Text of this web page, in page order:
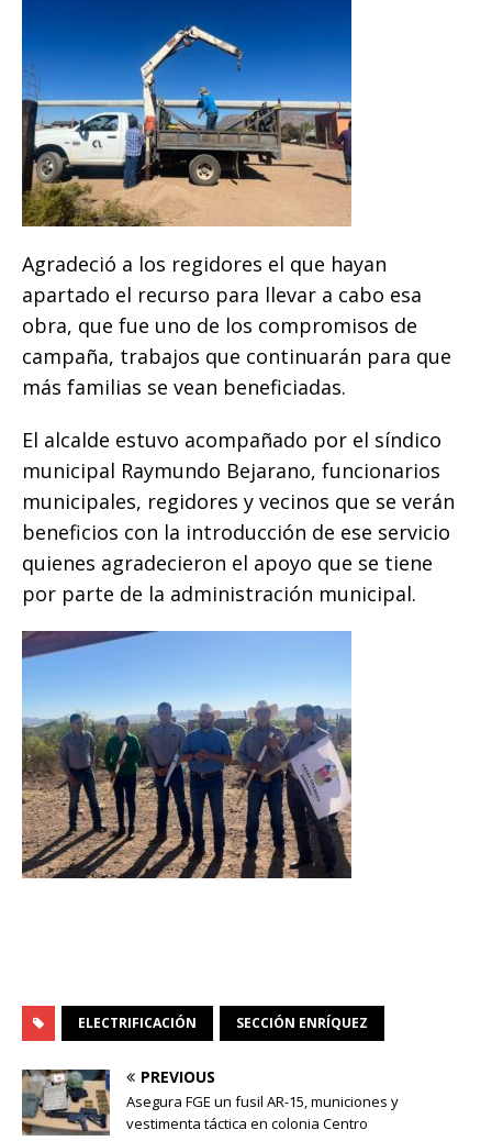
Agradeció a los regidores el que hayan
apartado el recurso para llevar a cabo esa
obra, que fue uno de los compromisos de
campaña, trabajos que continuarán para que
más familias se vean beneficiadas.
El alcalde estuvo acompañado por el síndico
municipal Raymundo Bejarano, funcionarios
municipales, regidores y vecinos que se verán
beneficios con la introducción de ese servicio
quienes agradecieron el apoyo que se tiene
por parte de la administración municipal.
ELECTRIFICACIÓN SECCIÓN ENRÍQUEZ
PREVIOUS
Asegura FGE un fusil AR-15, municiones y
vestimenta táctica en colonia Centro